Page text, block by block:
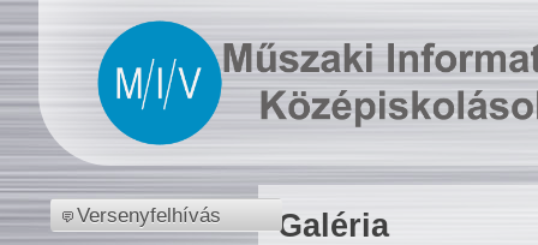
Versenyfelhívás Galéria